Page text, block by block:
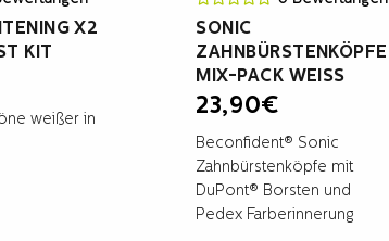
X2
KIT
weißer in
SONIC
ZAHNBÜRSTENKÖPFE
MIX-PACK WEISS
23,90€
Beconfident® Sonic
Zahnbürstenköpfe mit
DuPont® Borsten und
Pedex Farberinnerung